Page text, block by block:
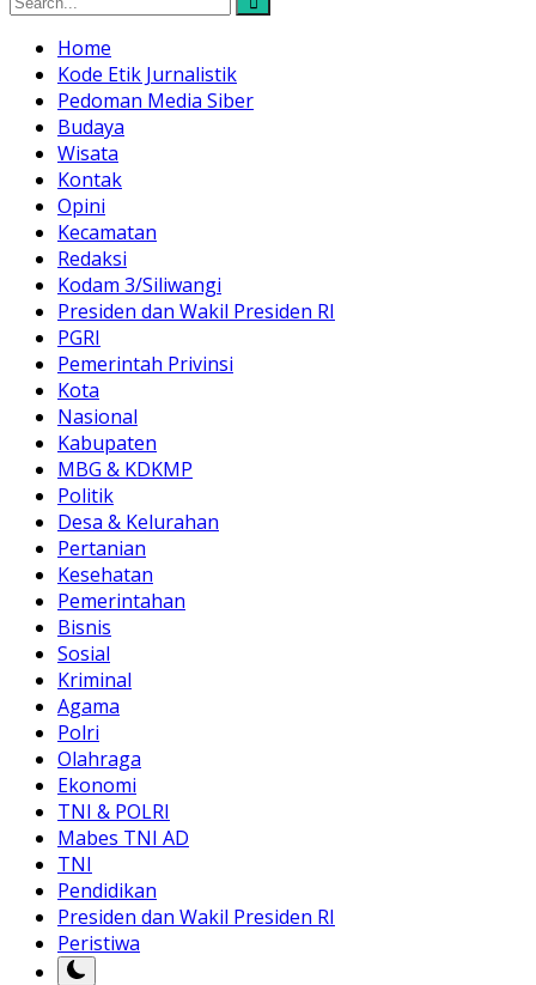
Home
Kode Etik Jurnalistik
Pedoman Media Siber
Budaya
Wisata
Kontak
Opini
Kecamatan
Redaksi
Kodam 3/Siliwangi
Presiden dan Wakil Presiden RI
PGRI
Pemerintah Privinsi
Kota
Nasional
Kabupaten
MBG & KDKMP
Politik
Desa & Kelurahan
Pertanian
Kesehatan
Pemerintahan
Bisnis
Sosial
Kriminal
Agama
Polri
Olahraga
Ekonomi
TNI & POLRI
Mabes TNI AD
TNI
Pendidikan
Presiden dan Wakil Presiden RI
Peristiwa